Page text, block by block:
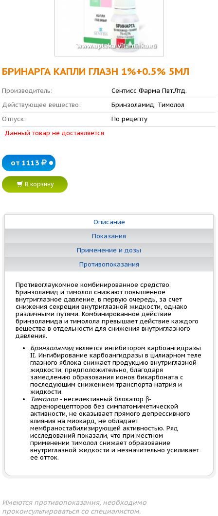
БРИНАРГА КАПЛИ ГЛАЗН 1%+0.5% 5МЛ
Производитель:
Сентисс Фарма Пвт.Лтд.
Действующее вещество:
Бринзоламид, Тимолол
Отпуск:
По рецепту
Данный товар не доставляется
от 1113
В корзину
Описание
Показания
Применение и дозы
Противопоказания
Противоглаукомное комбинированное средство.
Бринзоламид и тимолол снижают повышенное
внутриглазное давление, в первую очередь, за счет
снижения секреции внутриглазной жидкости, однако
различными путями. Комбинированное действие
бринзоламида и тимолола превышает действие каждого
вещества в отдельности для снижения внутриглазного
давления.
Бринзоламидявляется ингибитором карбоангидразы
II. Ингибирование карбоангидразы в цилиарном теле
глазного яблока снижает продукцию внутриглазной
жидкости, предположительно, благодаря
замедлению образования ионов бикарбоната с
последующим снижением транспорта натрия и
жидкости.
Тимолол - неселективный блокатор β-
адренорецепторов без симпатомиметической
активности, не оказывает прямого депрессивного
влияния на миокард, не обладает
мембраностабилизирующей активностью. Ряд
исследований показали, что при местном
применении тимолол снижает образование
внутриглазной жидкости и незначительно усиливает
ее отток.
Имеются противопоказания, необходимо
проконсультироваться со специалистом.